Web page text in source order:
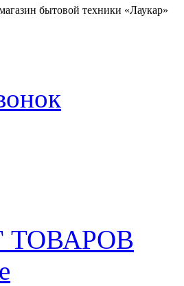
бытовой техники «Лаукар»
ТОВАРОВ